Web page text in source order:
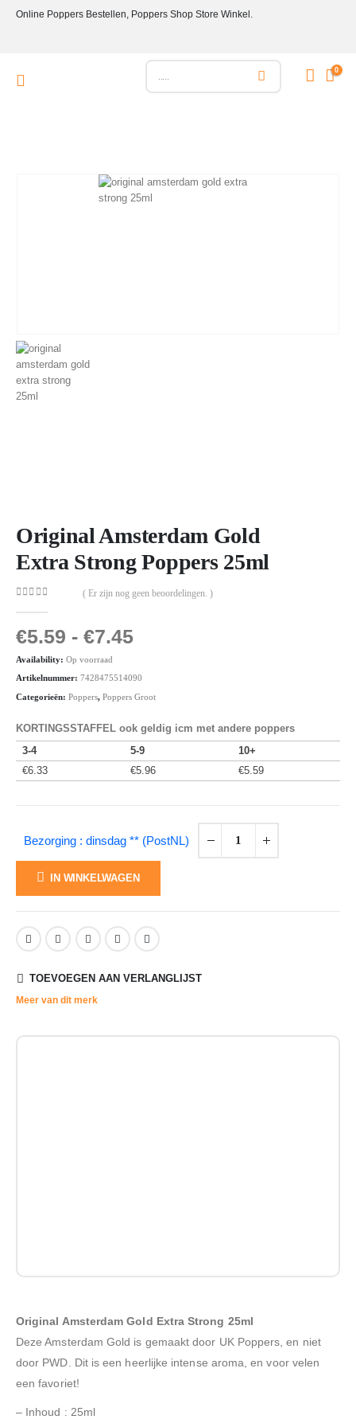
Online Poppers Bestellen, Poppers Shop Store Winkel.
0
Original Amsterdam Gold
Extra Strong Poppers 25ml
( Er zijn nog geen beoordelingen. )
€5.59 - €7.45
Availability: Op voorraad
Artikelnummer: 7428475514090
Categorieën: Poppers, Poppers Groot
KORTINGSSTAFFEL ook geldig icm met andere poppers
3-4
5-9
10+
€6.33 €5.96 €5.59
Bezorging : dinsdag ** (PostNL)
IN WINKELWAGEN
TOEVOEGEN AAN VERLANGLIJST
Meer van dit merk
Original Amsterdam Gold Extra Strong 25ml
Deze Amsterdam Gold is gemaakt door UK Poppers, en niet
door PWD. Dit is een heerlijke intense aroma, en voor velen
een favoriet!
– Inhoud : 25ml